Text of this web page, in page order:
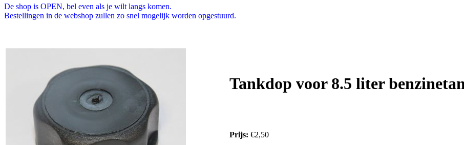
De shop is OPEN, bel even als je wilt langs komen.
Bestellingen in de webshop zullen zo snel mogelijk worden opgestuurd.
Tankdop voor 8.5 liter
Prijs: €2,50